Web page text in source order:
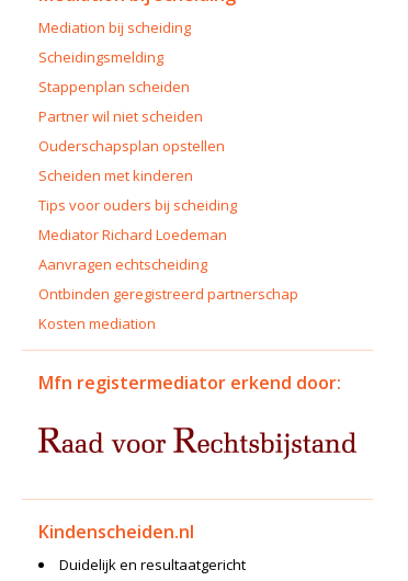
Mediation bij scheiding
Scheidingsmelding
Stappenplan scheiden
Partner wil niet scheiden
Ouderschapsplan opstellen
Scheiden met kinderen
Tips voor ouders bij scheiding
Mediator Richard Loedeman
Aanvragen echtscheiding
Ontbinden geregistreerd partnerschap
Kosten mediation
Mfn registermediator erkend door:
Kindenscheiden.nl
Duidelijk en resultaatgericht